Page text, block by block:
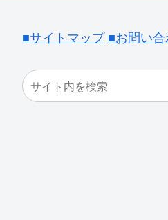
■サイトマップ ■お問い